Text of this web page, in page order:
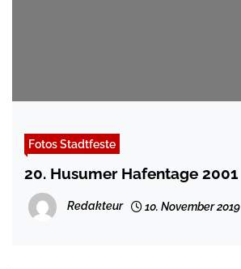
Fotos Stadtfeste
20. Husumer Hafentage 2001
Redakteur 10. November 2019